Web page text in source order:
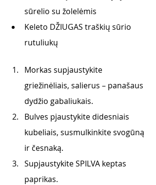
sūrelio su žolelėmis
Keleto DŽIUGAS traškių sūrio
rutuliukų
Morkas supjaustykite
griežinėliais, salierus – panašaus
dydžio gabaliukais.
Bulves pjaustykite didesniais
kubeliais, susmulkinkite svogūną
ir česnaką.
Supjaustykite SPILVA keptas
paprikas.